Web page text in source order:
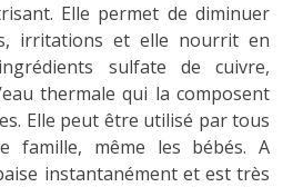
Elle permet de diminuer
irritations et elle nourrit en
sulfate de cuivre,
thermale qui la composent
Elle peut être utilisé par tous
famille, même les bébés. A
instantanément et est très